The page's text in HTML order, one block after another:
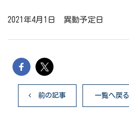
2021年4月1日 異動予定日
前の記事 一覧へ戻る